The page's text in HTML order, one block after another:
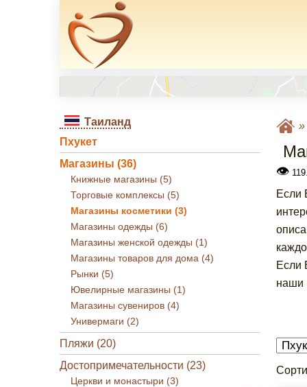
Таиланд
Пхукет
Магазины (36)
Книжные магазины (5)
Торговые комплексы (5)
Магазины косметики (3)
Магазины одежды (6)
Магазины женской одежды (1)
Магазины товаров для дома (4)
Рынки (5)
Ювелирные магазины (1)
Магазины сувениров (4)
Универмаги (2)
Пляжи (20)
Достопримечательности (23)
Церкви и монастыри (3)
»
👁
Если
Если
наши